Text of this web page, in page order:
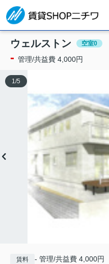
ウェルストン 空室0
- 管理/共益費 4,000円
1 /5
賃料 - 管理/共益費 4,000円